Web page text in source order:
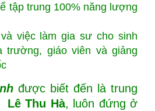
tập trung 100% năng lượng
việc làm gia sư cho sinh
trường, giáo viên và giảng
được biết đến là trung
Lê Thu Hà, luôn đứng ở